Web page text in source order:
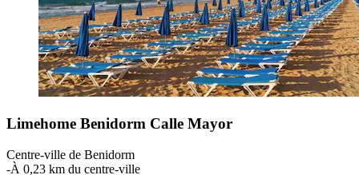
Limehome Benidorm Calle Mayor
Centre-ville de Benidorm
‐À 0,23 km du centre-ville